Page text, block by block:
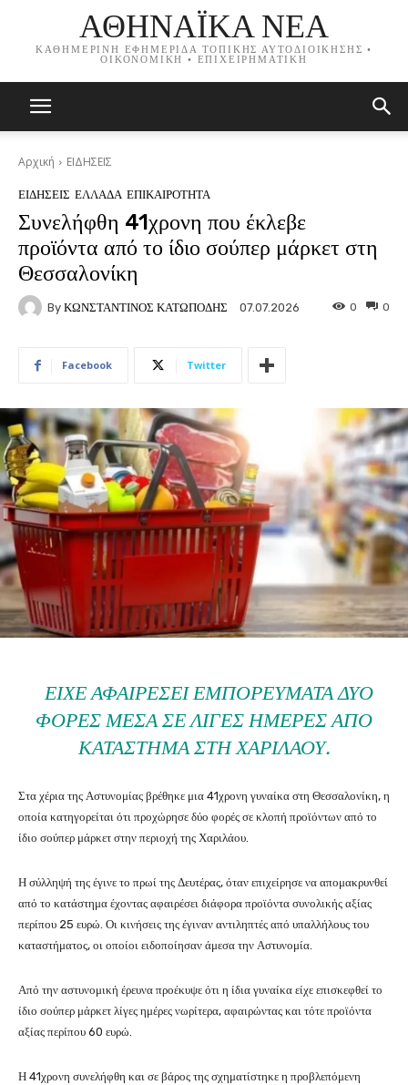
ΑΘΗΝΑΪΚΑ ΝΕΑ
ΚΑΘΗΜΕΡΙΝΗ ΕΦΗΜΕΡΙΔΑ ΤΟΠΙΚΗΣ ΑΥΤΟΔΙΟΙΚΗΣΗΣ •
ΟΙΚΟΝΟΜΙΚΗ • ΕΠΙΧΕΙΡΗΜΑΤΙΚΗ
Αρχική ΕΙΔΗΣΕΙΣ
ΕΙΔΗΣΕΙΣ ΕΛΛΑΔΑ ΕΠΙΚΑΙΡΟΤΗΤΑ
Συνελήφθη 41χρονη που έκλεβε
προϊόντα από το ίδιο σούπερ μάρκετ στη
Θεσσαλονίκη
By ΚΩΝΣΤΑΝΤΙΝΟΣ ΚΑΤΩΠΟΔΗΣ 07.07.2026 0
0
Facebook Twitter
ΕΊΧΕ ΑΦΑΙΡΈΣΕΙ ΕΜΠΟΡΕΎΜΑΤΑ ΔΎΟ
ΦΟΡΈΣ ΜΈΣΑ ΣΕ ΛΊΓΕΣ ΗΜΈΡΕΣ ΑΠΌ
ΚΑΤΆΣΤΗΜΑ ΣΤΗ ΧΑΡΙΛΆΟΥ.
Στα χέρια της Αστυνομίας βρέθηκε μια 41χρονη γυναίκα στη Θεσσαλονίκη, η
οποία κατηγορείται ότι προχώρησε δύο φορές σε κλοπή προϊόντων από το
ίδιο σούπερ μάρκετ στην περιοχή της Χαριλάου.
Η σύλληψή της έγινε το πρωί της Δευτέρας, όταν επιχείρησε να απομακρυνθεί
από το κατάστημα έχοντας αφαιρέσει διάφορα προϊόντα συνολικής αξίας
περίπου 25 ευρώ. Οι κινήσεις της έγιναν αντιληπτές από υπαλλήλους του
καταστήματος, οι οποίοι ειδοποίησαν άμεσα την Αστυνομία.
Από την αστυνομική έρευνα προέκυψε ότι η ίδια γυναίκα είχε επισκεφθεί το
ίδιο σούπερ μάρκετ λίγες ημέρες νωρίτερα, αφαιρώντας και τότε προϊόντα
αξίας περίπου 60 ευρώ.
Η 41χρονη συνελήφθη και σε βάρος της σχηματίστηκε η προβλεπόμενη